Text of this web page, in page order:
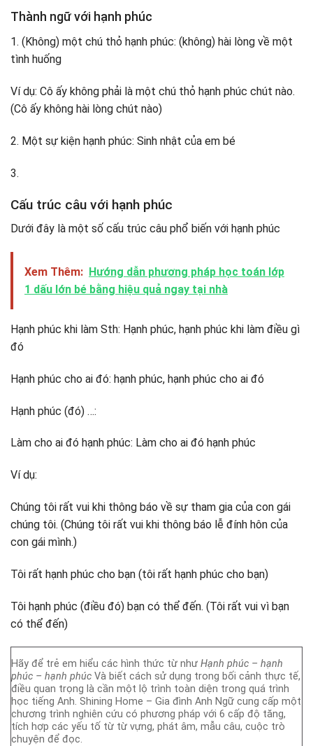
Thành ngữ với hạnh phúc
1. (Không) một chú thỏ hạnh phúc: (không) hài lòng về một
tình huống
Ví dụ: Cô ấy không phải là một chú thỏ hạnh phúc chút nào.
(Cô ấy không hài lòng chút nào)
2. Một sự kiện hạnh phúc: Sinh nhật của em bé
3.
Cấu trúc câu với hạnh phúc
Dưới đây là một số cấu trúc câu phổ biến với hạnh phúc
Xem Thêm: Hướng dẫn phương pháp học toán lớp
1 dấu lớn bé bằng hiệu quả ngay tại nhà
Hạnh phúc khi làm Sth: Hạnh phúc, hạnh phúc khi làm điều gì
đó
Hạnh phúc cho ai đó: hạnh phúc, hạnh phúc cho ai đó
Hạnh phúc (đó) …:
Làm cho ai đó hạnh phúc: Làm cho ai đó hạnh phúc
Ví dụ:
Chúng tôi rất vui khi thông báo về sự tham gia của con gái
chúng tôi. (Chúng tôi rất vui khi thông báo lễ đính hôn của
con gái mình.)
Tôi rất hạnh phúc cho bạn (tôi rất hạnh phúc cho bạn)
Tôi hạnh phúc (điều đó) bạn có thể đến. (Tôi rất vui vì bạn
có thể đến)
Hãy để trẻ em hiểu các hình thức từ như Hạnh phúc – hạnh
phúc – hạnh phúc Và biết cách sử dụng trong bối cảnh thực tế,
điều quan trọng là cần một lộ trình toàn diện trong quá trình
học tiếng Anh. Shining Home – Gia đình Anh Ngữ cung cấp một
chương trình nghiên cứu có phương pháp với 6 cấp độ tăng,
tích hợp các yếu tố từ từ vựng, phát âm, mẫu câu, cuộc trò
chuyện để đọc.